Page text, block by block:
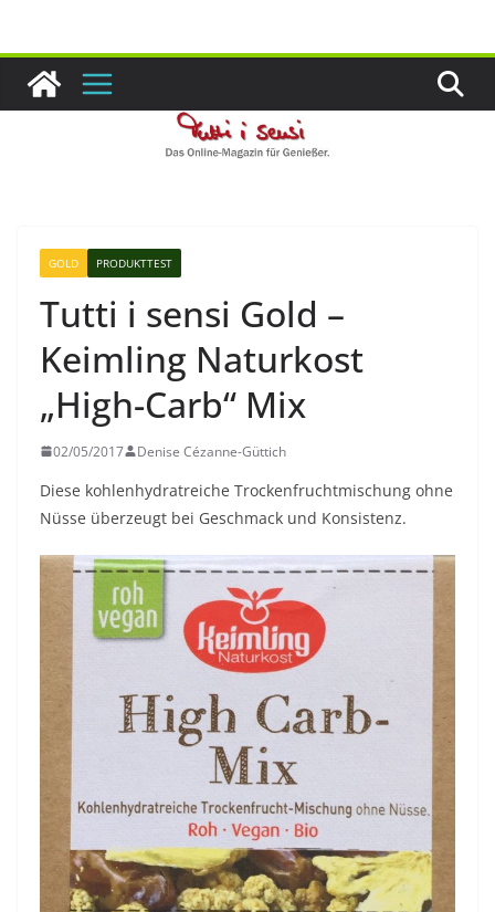
springen
GOLD PRODUKTTEST
Tutti i sensi Gold –
Keimling Naturkost
„High-Carb“ Mix
02/05/2017 Denise Cézanne-Güttich
Diese kohlenhydratreiche Trockenfruchtmischung ohne
Nüsse überzeugt bei Geschmack und Konsistenz.